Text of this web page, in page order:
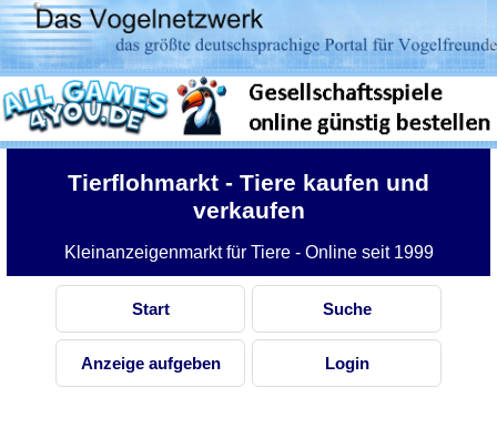
Tierflohmarkt - Tiere kaufen und
verkaufen
Kleinanzeigenmarkt für Tiere - Online seit 1999
Start Suche
Anzeige aufgeben Login